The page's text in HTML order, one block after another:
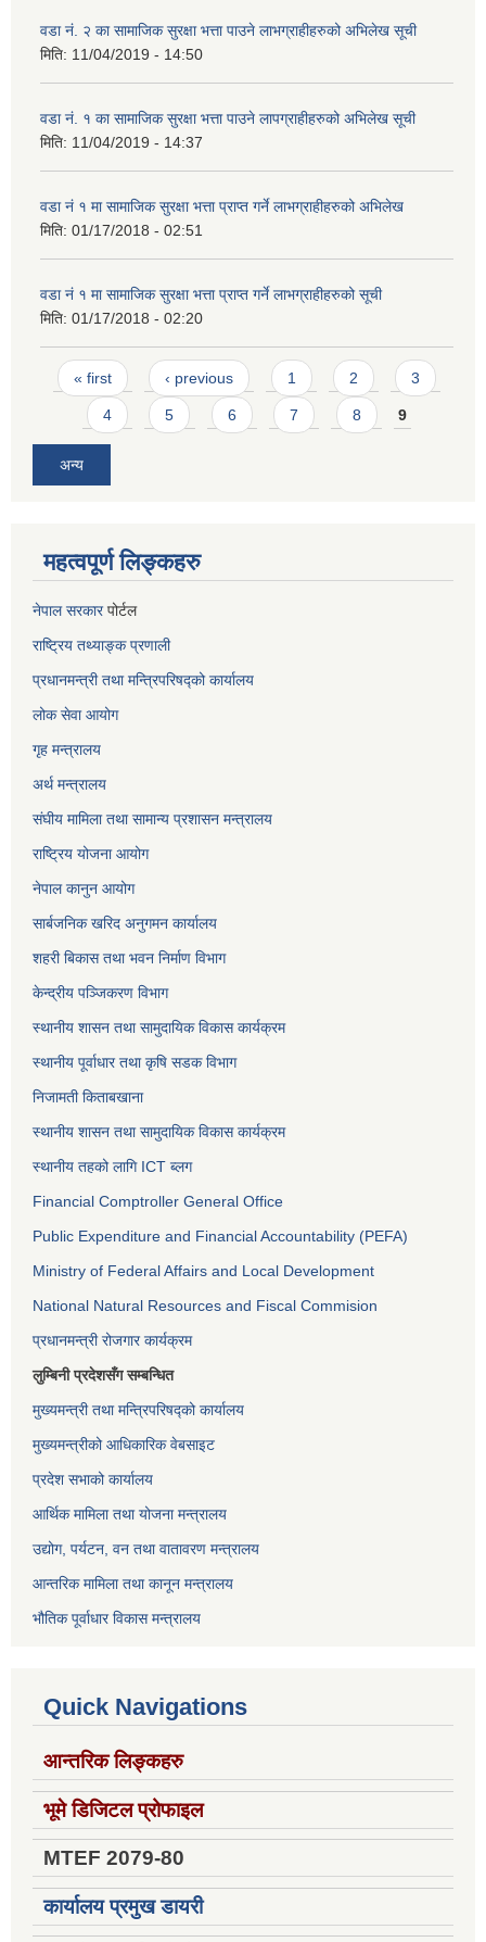
वडा नं. २ का सामाजिक सुरक्षा भत्ता पाउने लाभग्राहीहरुको अभिलेख सूची
मिति: 11/04/2019 - 14:50
वडा नं. १ का सामाजिक सुरक्षा भत्ता पाउने लापग्राहीहरुको अभिलेख सूची
मिति: 11/04/2019 - 14:37
वडा नं १ मा सामाजिक सुरक्षा भत्ता प्राप्त गर्ने लाभग्राहीहरुको अभिलेख
मिति: 01/17/2018 - 02:51
वडा नं १ मा सामाजिक सुरक्षा भत्ता प्राप्त गर्ने लाभग्राहीहरुको सूची
मिति: 01/17/2018 - 02:20
Pages
« first ‹ previous 1 2 3
4 5 6 7 8 9
अन्य
महत्वपूर्ण लिङ्कहरु
नेपाल सरकारपोर्टल
राष्ट्रिय तथ्याङ्क प्रणाली
प्रधानमन्त्री तथा मन्त्रिपरिषद्को कार्यालय
लोक सेवाआयोग
गृह मन्त्रालय
अर्थ मन्त्रालय
संघीय मामिला तथा सामान्य प्रशासन मन्त्रालय
राष्ट्रिय योजना आयोग
नेपाल कानुन आयोग
सार्बजनिक खरिद अनुगमन कार्यालय
शहरी बिकास तथा भवन निर्माण विभाग
केन्द्रीय पञ्जिकरण विभाग
स्थानीय शासन तथा सामुदायिक विकास कार्यक्रम
स्थानीय पूर्वाधार तथा कृषि सडक विभाग
निजामती किताबखाना
स्थानीय शासन तथा सामुदायिक विकास कार्यक्रम
स्थानीय तहको लागि ICT ब्लग
Financial Comptroller General Office
Public Expenditure and Financial Accountability (PEFA)
Ministry of Federal Affairs and Local Development
National Natural Resources and Fiscal Commision
प्रधानमन्त्री रोजगार कार्यक्रम
लुम्बिनी प्रदेशसँग सम्बन्धित
मुख्यमन्त्री तथा मन्त्रिपरिषद्को कार्यालय
मुख्यमन्त्रीको आधिकारिक वेबसाइट
प्रदेश सभाको कार्यालय
आर्थिक मामिला तथा योजना मन्त्रालय
उद्योग, पर्यटन, वन तथा वातावरण मन्त्रालय
आन्तरिक मामिला तथा कानून मन्त्रालय
भौतिक पूर्वाधार विकास मन्त्रालय
Quick Navigations
आन्तरिक लिङ्कहरु
भूमे डिजिटल प्रोफाइल
MTEF 2079-80
कार्यालय प्रमुख डायरी